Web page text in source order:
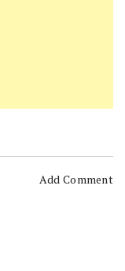
Add Comment